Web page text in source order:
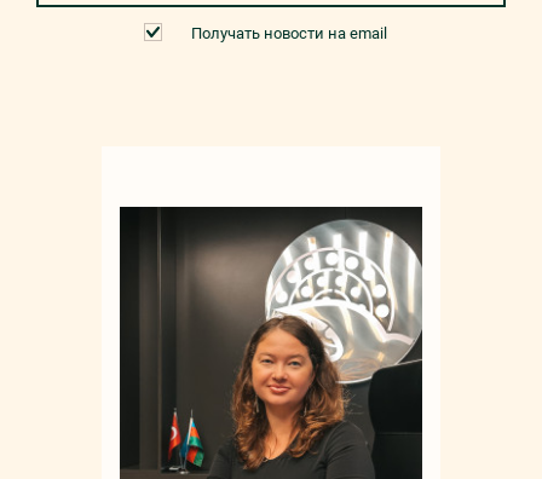
Получать новости на email